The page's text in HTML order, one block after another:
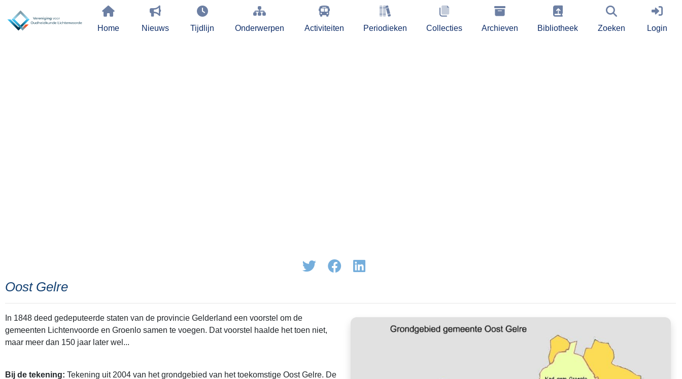
Home Nieuws Tijdlijn Onderwerpen Activiteiten Periodieken Collecties Archieven Bibliotheek Zoeken Login
Oost Gelre
In 1848 deed gedeputeerde staten van de provincie Gelderland een voorstel om de
gemeenten Lichtenvoorde en Groenlo samen te voegen. Dat voorstel haalde het toen niet,
maar meer dan 150 jaar later wel...
Bij de tekening: Tekening uit 2004 van het grondgebied van het toekomstige Oost Gelre. De